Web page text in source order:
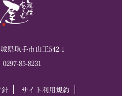
県取手市 山王542-1
0297-85-8231
針 サイト利用規約